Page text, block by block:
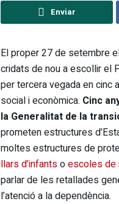
Enviar
El proper 27 de setembre
cridats de nou a escollir el
per tercera vegada en cinc
social i econòmica. Cinc
la Generalitat de la
prometen estructures
moltes estructures de
llars d’infantsoescoles de
parlar de les retallades
l’atenció a la dependència.